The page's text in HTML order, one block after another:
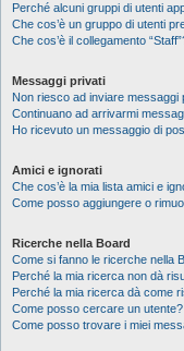
Perché alcuni gruppi di utenti
Che cos’è un gruppo di utenti
Che cos’è il collegamento
Messaggi privati
Non riesco ad inviare messaggi
Continuano ad arrivarmi
Ho ricevuto un messaggio di
Amici e ignorati
Che cos’è la mia lista amici e
Come posso aggiungere o
Ricerche nella Board
Come si fanno le ricerche nella
Perché la mia ricerca non dà
Perché la mia ricerca dà come
Come posso cercare un utente?
Come posso trovare i miei